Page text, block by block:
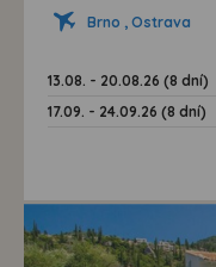
Brno , Ostrava
13.08. - 20.08.26 (8 dní)
17.09. - 24.09.26 (8 dní)